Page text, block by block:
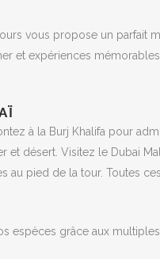
vous propose un parfait
et expériences
à la Burj Khalifa pour
désert. Visitez le Dubai
au pied de la tour. Toutes
espèces grâce aux